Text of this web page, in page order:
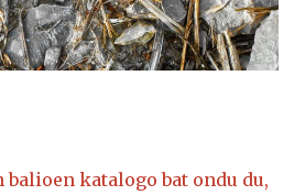
balioen katalogo bat ondu du,